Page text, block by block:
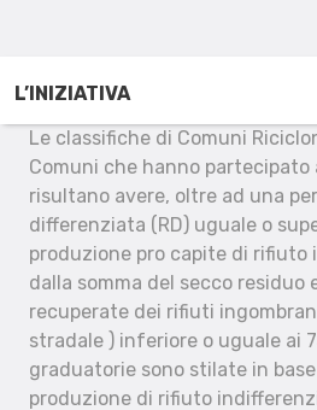
L’INIZIATIVA
Le classifiche di Comuni
Comuni che hanno partecipato
risultano avere, oltre ad una
differenziata (RD) uguale o
produzione pro capite di
dalla somma del secco residuo
recuperate dei rifiuti
stradale ) inferiore o uguale ai
graduatorie sono stilate in
produzione di rifiuto